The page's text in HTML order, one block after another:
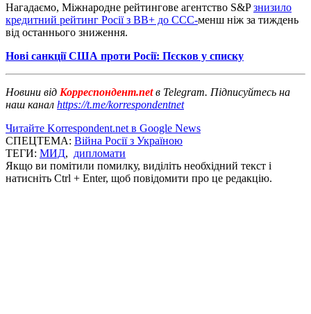
Нагадаємо, Міжнародне рейтингове агентство S&Pзнизило
кредитний рейтинг Росії з BB+ до CCC-менш ніж за тиждень
від останнього зниження.
Нові санкції США проти Росії: Пєсков у списку
Новини від Корреспондент.netв Telegram. Підписуйтесь на
наш канал https://t.me/korrespondentnet
Читайте Korrespondent.net в Google News
СПЕЦТЕМА: Війна Росії з Україною
ТЕГИ: МИД, дипломати
Якщо ви помітили помилку, виділіть необхідний текст і
натисніть Ctrl + Enter, щоб повідомити про це редакцію.